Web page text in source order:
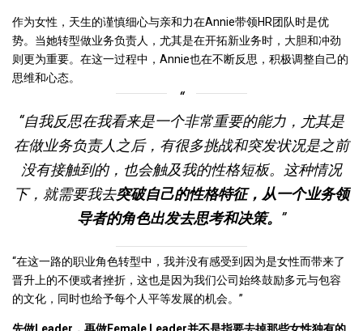
作为女性，天生的谨慎细心与亲和力在Annie带领HR团队时是优
势。当她转型做业务负责人，尤其是在开拓新业务时，大胆和冲劲
则更为重要。在这一过程中，Annie也在不断反思，积极调整自己的
思维和心态。
“自我反思在我看来是一个非常重要的能力，尤其是
在做业务负责人之后，有很多挑战和突发状况是之前
没有接触到的，也会触及我的性格短板。这种情况
下，就需要我去突破自己的性格特征，从一个业务领
导者的角色出发去思考和决策。 ”
“在这一路的职业角色转型中，我并没有感受到因为是女性而带来了
晋升上的不便或者挫折，这也是因为我们公司始终鼓励多元与包容
的文化，同时也给予每个人平等发展的机会。”